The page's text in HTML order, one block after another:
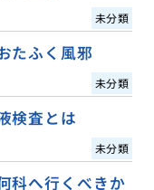
未分類
たふく風邪
未分類
検査とは
未分類
科へ行くべきか